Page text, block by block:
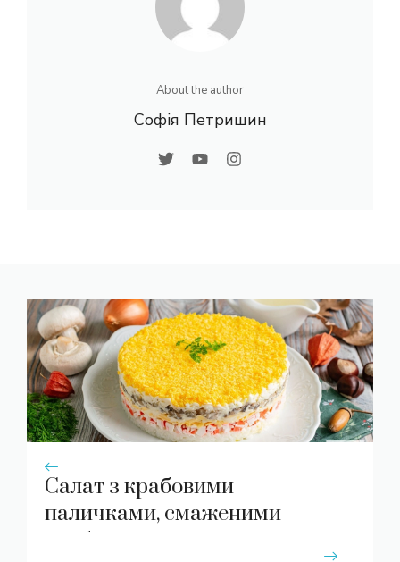
About the author
Софія Петришин
Салат з крабовими
паличками, смаженими
грибами та рисом